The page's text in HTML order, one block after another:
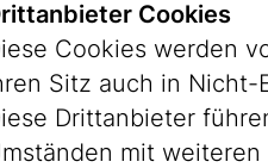
WIEN
MUSEUMS
Cookies
Cookies werden
Sitz auch in Nicht-
Drittanbieter
mit